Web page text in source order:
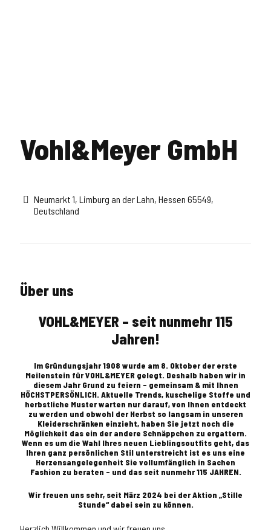
Vohl&Meyer GmbH
Neumarkt 1, Limburg an der Lahn, Hessen 65549,
Deutschland
Über uns
VOHL&MEYER – seit nunmehr 115
Jahren!
Im Gründungsjahr 1908 wurde am 8. Oktober der erste
Meilenstein für VOHL&MEYER gelegt. Deshalb haben wir in
diesem Jahr Grund zu feiern – gemeinsam & mit Ihnen
HÖCHSTPERSÖNLICH. Aktuelle Trends, kuschelige Stoffe und
herbstliche Muster warten nur darauf, von Ihnen entdeckt
zu werden und obwohl der Herbst so langsam in unseren
Kleiderschränken einzieht, haben Sie jetzt noch die
Möglichkeit das ein der andere Schnäppchen zu ergattern.
Wenn es um die Wahl Ihres neuen Lieblingsoutfits geht, das
Ihren ganz persönlichen Stil unterstreicht ist es uns eine
Herzensangelegenheit Sie vollumfänglich in Sachen
Fashion zu beraten – und das seit nunmehr 115 JAHREN.
Wir freuen uns sehr, seit März 2024 bei der Aktion „Stille
Stunde“ dabei sein zu können.